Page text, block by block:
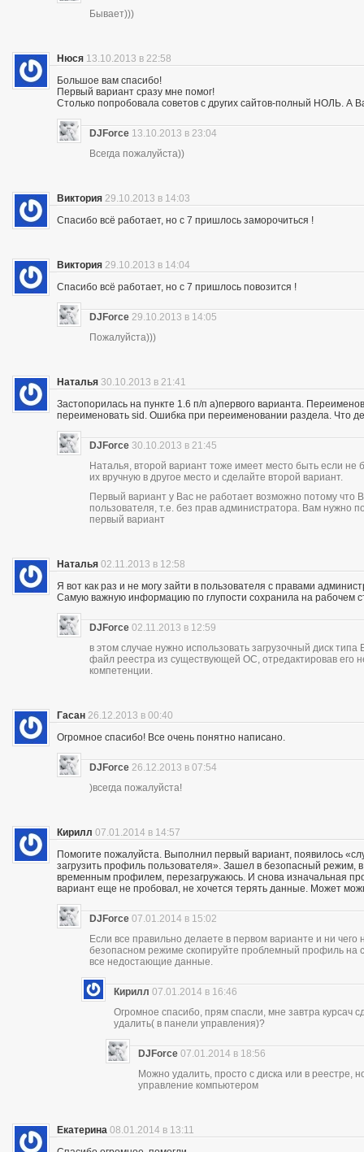
Бывает)))
Нюся 13.10.2013 в 22:58
Большое вам спасибо!
Первый вариант сразу мне помог!
Столько попробовала советов с других сайтов-полный НОЛЬ. А
DJForce 13.10.2013 в 23:04
Всегда пожалуйста))
Виктория 29.10.2013 в 14:03
Спасибо всё работает, но с 7 пришлось заморочиться !
Виктория 29.10.2013 в 14:04
Спасибо всё работает, но с 7 пришлось повозится !
DJForce 29.10.2013 в 14:05
Пожалуйста)))
Наталья 30.10.2013 в 21:41
Застопорилась на пункте 1.6 п/п а)первого варианта.
переименовать sid. Ошибка при переименовании раздела. Что
DJForce 30.10.2013 в 21:45
Наталья, второй вариант тоже имеет место быть если не
их вручную в другое место и сделайте второй вариант.
Первый вариант у Вас не работает возможно потому что
пользователя, т.е. без прав администратора. Вам нужно
первый вариант
Наталья 02.11.2013 в 12:58
Я вот как раз и не могу зайти в пользователя с правами
Самую важную информацию по глупости сохранила на рабочем
DJForce 02.11.2013 в 12:59
в этом случае нужно использовать загрузочный диск
файл реестра из существующей ОС, отредактировав его
компетенции.
Гасан 26.12.2013 в 00:40
Огромное спасибо! Все очень понятно написано.
DJForce 26.12.2013 в 07:54
)всегда пожалуйста!
Кирилл 07.01.2014 в 14:57
Помогите пожалуйста. Выполнил первый вариант, появилось
загрузить профиль пользователя». Зашел в безопасный режим,
временным профилем, перезагружаюсь. И снова изначальная
вариант еще не пробовал, не хочется терять данные. Может
DJForce 07.01.2014 в 15:02
Если все правильно делаете в первом варианте и ни
безопасном режиме скопируйте проблемный профиль на
все недостающие данные.
Кирилл 07.01.2014 в 16:46
Огромное спасибо, прям спасли, мне завтра курсач
удалить( в панели управления)?
DJForce 07.01.2014 в 18:56
Можно удалить, просто с диска или в реестре,
управление компьютером
Екатерина 08.01.2014 в 13:11